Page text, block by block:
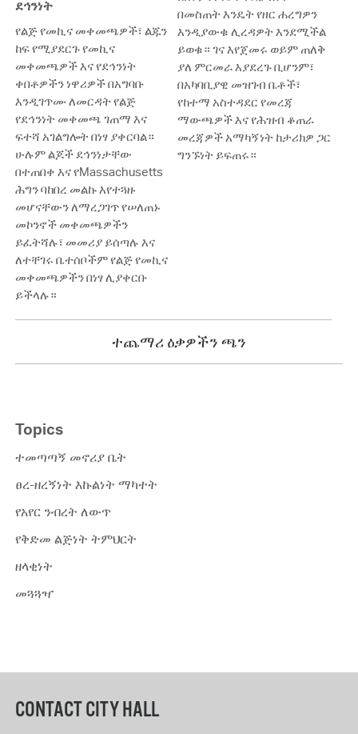
ደኅንነት
የልጅ የመኪና መቀመጫዎች፣ ልጁን
ከፍ የሚያደርጉ የመኪና
መቀመጫዎች እና የደኅንነት
ቀበቶዎችን ነዋሪዎች በአግባቡ
እንዲገጥሙ ለመርዳት የልጅ
የደኅንነት መቀመጫ ገጠማ እና
ፍተሻ አገልግሎት በነፃ ያቀርባል።
ሁሉም ልጆች ደኅንነታቸው
በተጠበቀ እና የMassachusetts
ሕግን ባከበረ መልኩ እየተጓዙ
መሆናቸውን ለማረጋገጥ የሠለጠኑ
መኮንኖች መቀመጫዎችን
ይፈትሻሉ፣ መመሪያ ይሰጣሉ እና
ለተቸገሩ ቤተሰቦችም የልጅ የመኪና
መቀመጫዎችን በነፃ ሊያቀርቡ
ይችላሉ።
በመስጠት እንዴት የዘር ሐረግዎን
እንዲያውቁ ሊረዳዎት እንደሚችል
ይወቁ። ገና እየጀመሩ ወይም ጠለቅ
ያለ ምርመራ እያደረጉ ቢሆንም፣
በአካባቢያዊ መዝገብ ቤቶች፣
የከተማ አስተዳደር የመረጃ
ማውጫዎች እና የሕዝብ ቆጠራ
መረጃዎች አማካኝነት ከታሪክዎ ጋር
ግንኙነት ይፍጠሩ።
ተጨማሪ ዕቃዎችን ጫን
Topics
ተመጣጣኝ መኖሪያ ቤት
ፀረ-ዘረኝነት እኩልነት ማካተት
የአየር ንብረት ለውጥ
የቅድመ ልጅነት ትምህርት
ዘላቂነት
መጓጓዣ
CONTACT CITY HALL